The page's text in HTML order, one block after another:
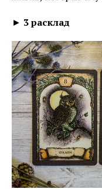
► 3 расклад